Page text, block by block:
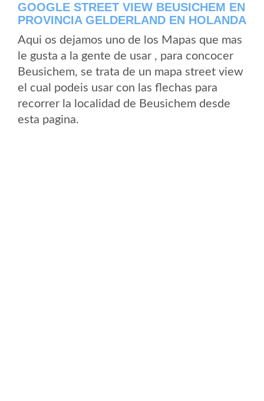
GOOGLE STREET VIEW BEUSICHEM EN
PROVINCIA GELDERLAND EN HOLANDA
Aqui os dejamos uno de los Mapas que mas
le gusta a la gente de usar , para concocer
Beusichem, se trata de un mapa street view
el cual podeis usar con las flechas para
recorrer la localidad de Beusichem desde
esta pagina.